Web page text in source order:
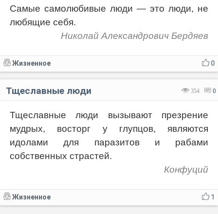
Самые самолюбивые люди — это люди, не
любящие себя.
Николай Александрович Бердяев
0
Жизненное
354 0
Тщеславные люди
Тщеславные люди вызывают презрение
мудрых, восторг у глупцов, являются
идолами для паразитов и рабами
собственных страстей.
Конфуций
1
Жизненное